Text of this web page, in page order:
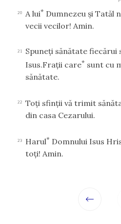
20 A lui* Dumnezeu şi Tatăl
vecii vecilor! Amin.
21
Spuneţi sănătate
Isus.Fraţii care* sunt cu
sănătate.
22 Toţi sfinţii vă trimit
din casa Cezarului.
23 Harul* Domnului Isus
toţi! Amin.